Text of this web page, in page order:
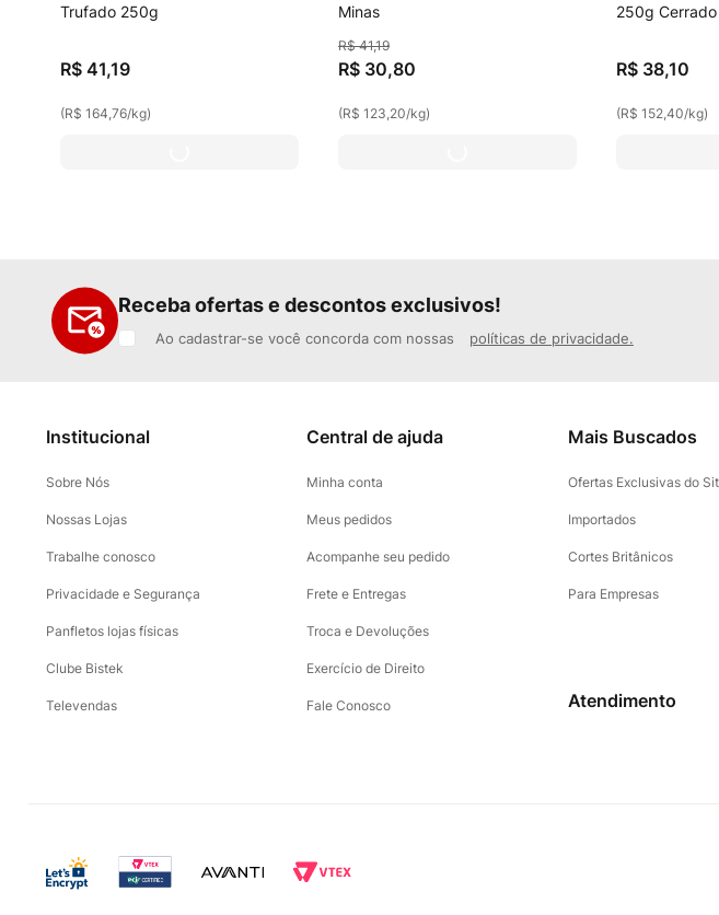
Trufado 250g
R$ 41,19
(R$ 164,76/kg)
Minas
R$ 41,19
R$ 30,80
(R$ 123,20/kg)
250g
R$ 38,10
(R$ 152,40/kg)
Receba ofertas e descontos exclusivos!
Ao cadastrar-se você concorda com nossas políticas de privacidade.
Institucional
Sobre Nós
Nossas Lojas
Trabalhe conosco
Privacidade e Segurança
Panfletos lojas físicas
Clube Bistek
Televendas
Central de ajuda
Minha conta
Meus pedidos
Acompanhe seu pedido
Frete e Entregas
Troca e Devoluções
Exercício de Direito
Fale Conosco
Mais Buscados
Ofertas Exclusivas do
Importados
Cortes Britânicos
Para Empresas
Atendimento